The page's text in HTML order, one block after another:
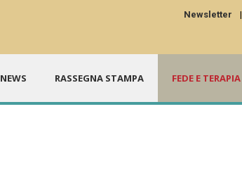
Newsletter |
NEWS RASSEGNA STAMPA FEDE E TERAPIA